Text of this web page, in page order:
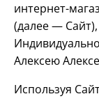
интернет-
(далее —
Алексею
Используя